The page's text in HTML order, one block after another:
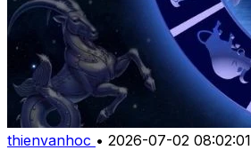
thienvanhoc • 2026-07-02 08:02:01